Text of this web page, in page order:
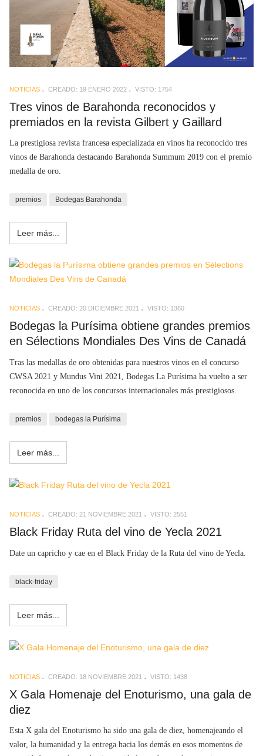
NOTICIAS CREADO: 19 ENERO 2022 VISTO: 1754
Tres vinos de Barahonda reconocidos y
premiados en la revista Gilbert y Gaillard
La prestigiosa revista francesa especializada en vinos ha reconocido tres
vinos de Barahonda destacando Barahonda Summum 2019 con el premio
medalla de oro.
premios Bodegas Barahonda
Leer más...
NOTICIAS CREADO: 20 DICIEMBRE 2021 VISTO: 1360
Bodegas la Purísima obtiene grandes premios
en Sélections Mondiales Des Vins de Canadá
Tras las medallas de oro obtenidas para nuestros vinos en el concurso
CWSA 2021 y Mundus Vini 2021, Bodegas La Purísima ha vuelto a ser
reconocida en uno de los concursos internacionales más prestigiosos.
premios bodegas la Purísima
Leer más...
NOTICIAS CREADO: 21 NOVIEMBRE 2021 VISTO: 2551
Black Friday Ruta del vino de Yecla 2021
Date un capricho y cae en el Black Friday de la Ruta del vino de Yecla.
black-friday
Leer más...
NOTICIAS CREADO: 18 NOVIEMBRE 2021 VISTO: 1438
X Gala Homenaje del Enoturismo, una gala de
diez
Esta X gala del Enoturismo ha sido una gala de diez, homenajeando el
valor, la humanidad y la entrega hacia los demás en esos momentos de